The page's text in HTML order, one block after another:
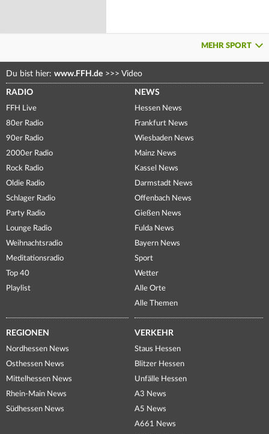
MEHR SPORT
Du bist hier: www.FFH.de >>> Video
RADIO
FFH Live
80er Radio
90er Radio
2000er Radio
Rock Radio
Oldie Radio
Schlager Radio
Party Radio
Lounge Radio
Weihnachtsradio
Meditationsradio
Top 40
Playlist
NEWS
Hessen News
Frankfurt News
Wiesbaden News
Mainz News
Kassel News
Darmstadt News
Offenbach News
Gießen News
Fulda News
Bayern News
Sport
Wetter
Alle Orte
Alle Themen
REGIONEN
Nordhessen News
Osthessen News
Mittelhessen News
Rhein-Main News
Südhessen News
VERKEHR
Staus Hessen
Blitzer Hessen
Unfälle Hessen
A3 News
A5 News
A661 News